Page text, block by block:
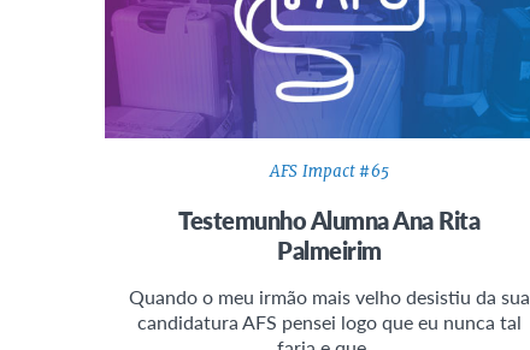
AFS Impact #65
Testemunho Alumna Ana Rita
Palmeirim
Quando o meu irmão mais velho desistiu da sua
candidatura AFS pensei logo que eu nunca tal